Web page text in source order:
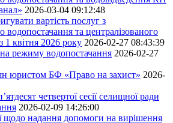
2026-03-04 09:12:48
вартість послуг з
водопостачання та централізованого
1 квітня 2026 року 2026-02-27 08:43:39
режиму водопостачання 2026-02-27
юристом БФ «Право на захист» 2026-
четвертої сесії селищної ради
2026-02-09 14:26:00
щодо надання допомоги на вирішення